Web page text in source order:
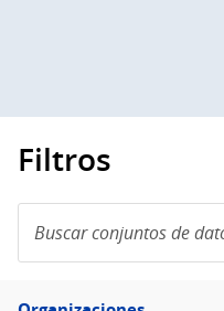
Filtros
conjuntos
de
Filtro